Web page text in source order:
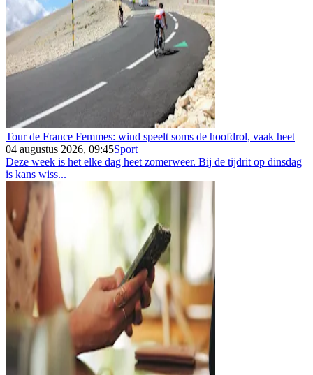
Tour de France Femmes: wind speelt soms de hoofdrol, vaak heet
04 augustus 2026, 09:45Sport
Deze week is het elke dag heet zomerweer. Bij de tijdrit op dinsdag
is kans wiss...